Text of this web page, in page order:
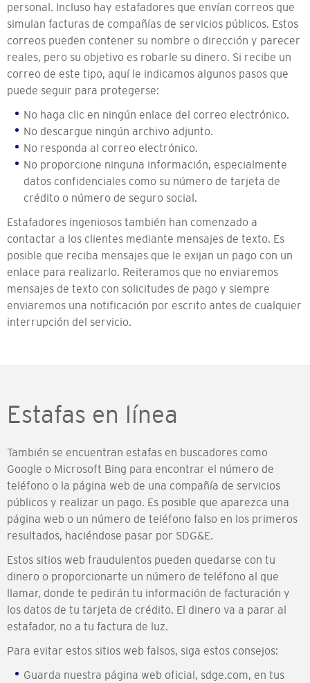
personal. Incluso hay estafadores que envían correos que
simulan facturas de compañías de servicios públicos. Estos
correos pueden contener su nombre o dirección y parecer
reales, pero su objetivo es robarle su dinero. Si recibe un
correo de este tipo, aquí le indicamos algunos pasos que
puede seguir para protegerse:
No haga clic en ningún enlace del correo electrónico.
No descargue ningún archivo adjunto.
No responda al correo electrónico.
No proporcione ninguna información, especialmente
datos confidenciales como su número de tarjeta de
crédito o número de seguro social.
Estafadores ingeniosos también han comenzado a
contactar a los clientes mediante mensajes de texto. Es
posible que reciba mensajes que le exijan un pago con un
enlace para realizarlo. Reiteramos que no enviaremos
mensajes de texto con solicitudes de pago y siempre
enviaremos una notificación por escrito antes de cualquier
interrupción del servicio.
Estafas en línea
También se encuentran estafas en buscadores como
Google o Microsoft Bing para encontrar el número de
teléfono o la página web de una compañía de servicios
públicos y realizar un pago. Es posible que aparezca una
página web o un número de teléfono falso en los primeros
resultados, haciéndose pasar por SDG&E.
Estos sitios web fraudulentos pueden quedarse con tu
dinero o proporcionarte un número de teléfono al que
llamar, donde te pedirán tu información de facturación y
los datos de tu tarjeta de crédito. El dinero va a parar al
estafador, no a tu factura de luz.
Para evitar estos sitios web falsos, siga estos consejos:
Guarda nuestra página web oficial, sdge.com, en tus